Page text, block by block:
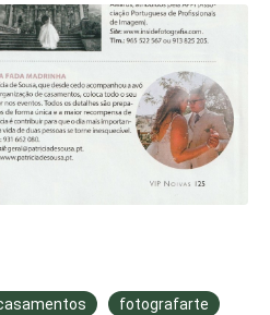
fotografarte